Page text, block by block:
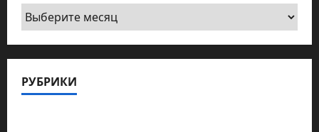
Архив
сайта
по
публикации
РУБРИКИ